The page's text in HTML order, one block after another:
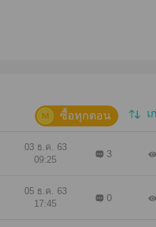
เ
ซื้อทุกตอน
03 ธ.ค. 63
09:25
3
05 ธ.ค. 63
17:45
0